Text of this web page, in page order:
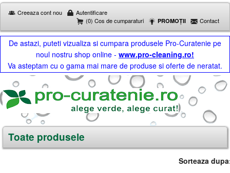
Creeaza cont nou
Autentificare
(0) Cos de cumparaturi
PROMOȚII Contact
De astazi, puteti vizualiza si cumpara produsele Pro-Curatenie pe
noul nostru shop online - www.pro-cleaning.ro!
Va asteptam cu o gama mai mare de produse si oferte de neratat.
Toate produsele
Sorteaza